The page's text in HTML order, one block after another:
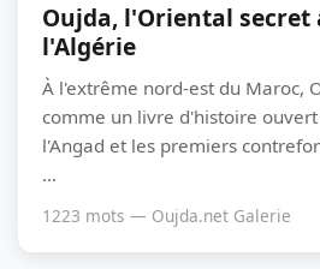
Oujda, l'Oriental secret
l'Algérie
À l'extrême nord-est du Maroc,
comme un livre d'histoire
l'Angad et les premiers
...
1223 mots — Oujda.net Galerie